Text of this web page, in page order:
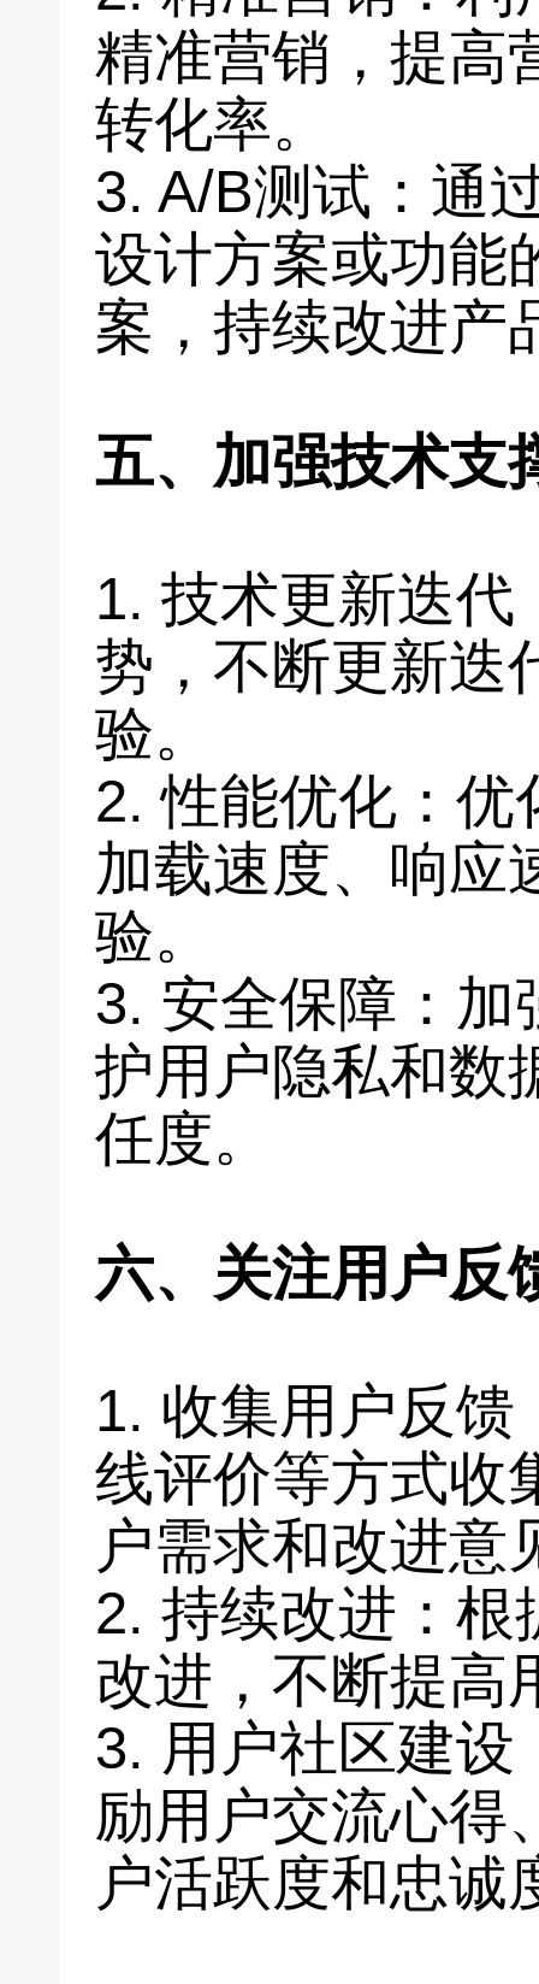
精准营销，提高
转化率。
3. A/B测试：通
设计方案或功能
案，持续改进产
五、加强技术支
1. 技术更新迭代
势，不断更新迭
验。
2. 性能优化：优
加载速度、响应
验。
3. 安全保障：加
护用户隐私和数
任度。
六、关注用户反
1. 收集用户反馈
线评价等方式收
户需求和改进意
2. 持续改进：根
改进，不断提高
3. 用户社区建设
励用户交流心得
户活跃度和忠诚